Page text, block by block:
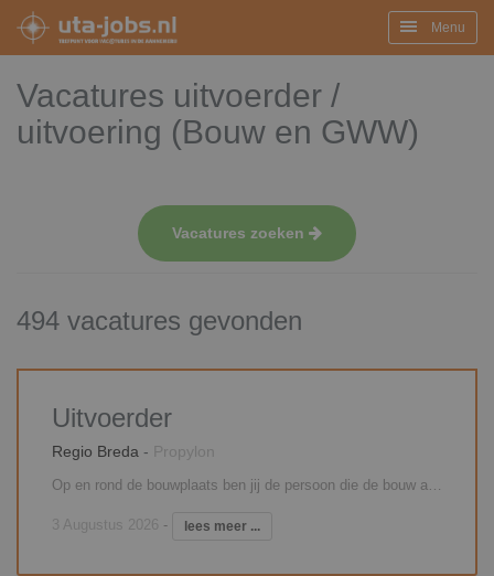
Menu
Vacatures uitvoerder /
uitvoering (Bouw en GWW)
Vacatures zoeken
494 vacatures gevonden
Uitvoerder
Regio Breda - Propylon
Op en rond de bouwplaats ben jij de persoon die de bouw aanstuurt en realiseert. Je geeft leiding aan de uitvoering op de bouwplaats. Je stuurt onderaannemers aan, stemt samen met de projectleider de planning af, bewaakt de uren en je bent alert op ARBO-zaken. Je maakt samen met de werkvoorbereider(s) en de projectleider deel uit van een intern projectteam. Je bent verantwoordelijk voor het afroepen van materieel en materialen. Je onderhoudt contacten met alle betrokken partijen.
3 Augustus 2026 - lees meer ...